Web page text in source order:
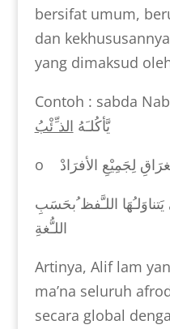
bersifat umum,
dan
yang dimaksud
Contoh : sabda
يَّأكُلـَهُ الذ ِّئْبُ
o لِجَمِيْعِ الأفرَادْ
اللـَّفظ ُبحَسَبِ
اللـُّغةِ
Artinya, Alif lam
ma’na seluruh
secara global